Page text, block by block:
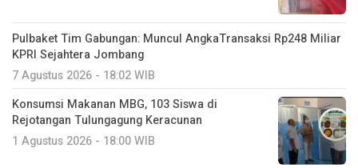
Pulbaket Tim Gabungan: Muncul AngkaTransaksi Rp248 Miliar
KPRI Sejahtera Jombang
7 Agustus 2026 - 18:02 WIB
Konsumsi Makanan MBG, 103 Siswa di
Rejotangan Tulungagung Keracunan
1 Agustus 2026 - 18:00 WIB